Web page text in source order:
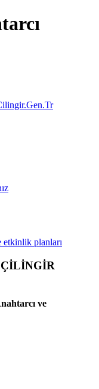
etkinlik planları
ve